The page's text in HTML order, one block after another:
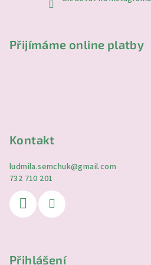
Přijímáme online platby
Kontakt
ludmila.semchuk@gmail.com
732 710 201
Přihlášení